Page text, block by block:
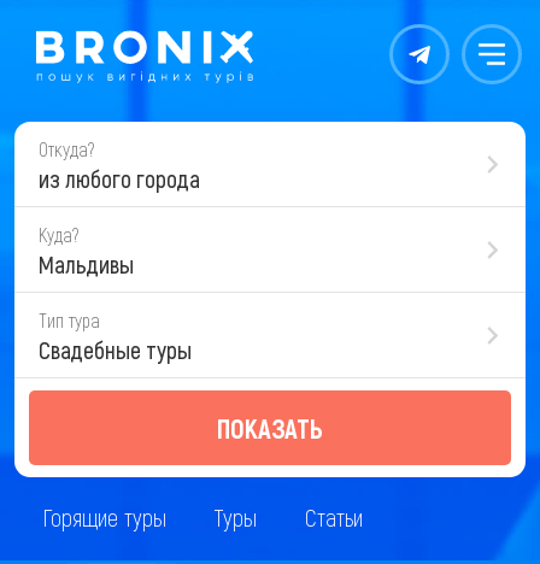
Контакты Меню
Откуда?
из любого города
Куда?
Мальдивы
Тип тура
Свадебные туры
ПОКАЗАТЬ
Горящие туры Туры Статьи